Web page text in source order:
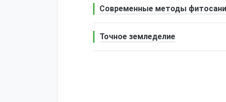
Современные методы
Точное земледелие